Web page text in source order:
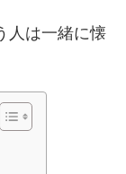
人は一緒に懐